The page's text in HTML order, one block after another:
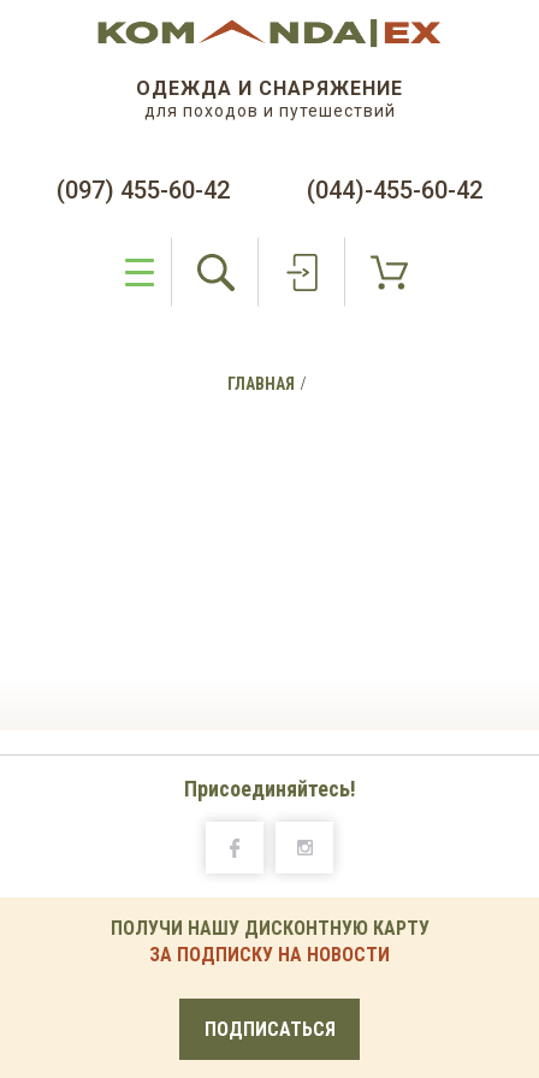
ОДЕЖДА И СНАРЯЖЕНИЕ
для походов и путешествий
(097) 455-60-42 (044)-455-60-42
ГЛАВНАЯ
Присоединяйтесь!
ПОЛУЧИ НАШУ ДИСКОНТНУЮ КАРТУ
ЗА ПОДПИСКУ НА НОВОСТИ
ПОДПИСАТЬСЯ